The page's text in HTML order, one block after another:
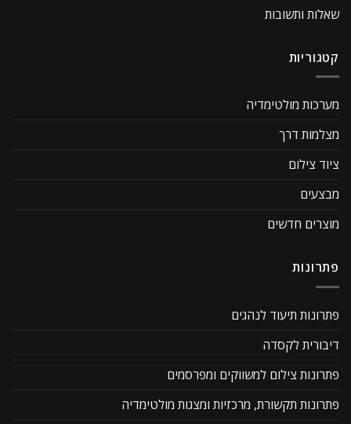
שאלות ותשובות
קטגוריות
מערכות מולטימדיה
מצלמות דרך
ציוד צילום
מבצעים
מוצרים חדשים
פתרונות
פתרונות תיעוד לנהגים
דיבורית לקסדה
פתרונות צילום למשווקים ומפרסמים
פתרונות תקשורת, מרכזיות ומצגות מולטימדיה